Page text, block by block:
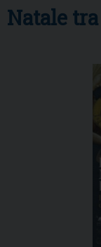
Natale